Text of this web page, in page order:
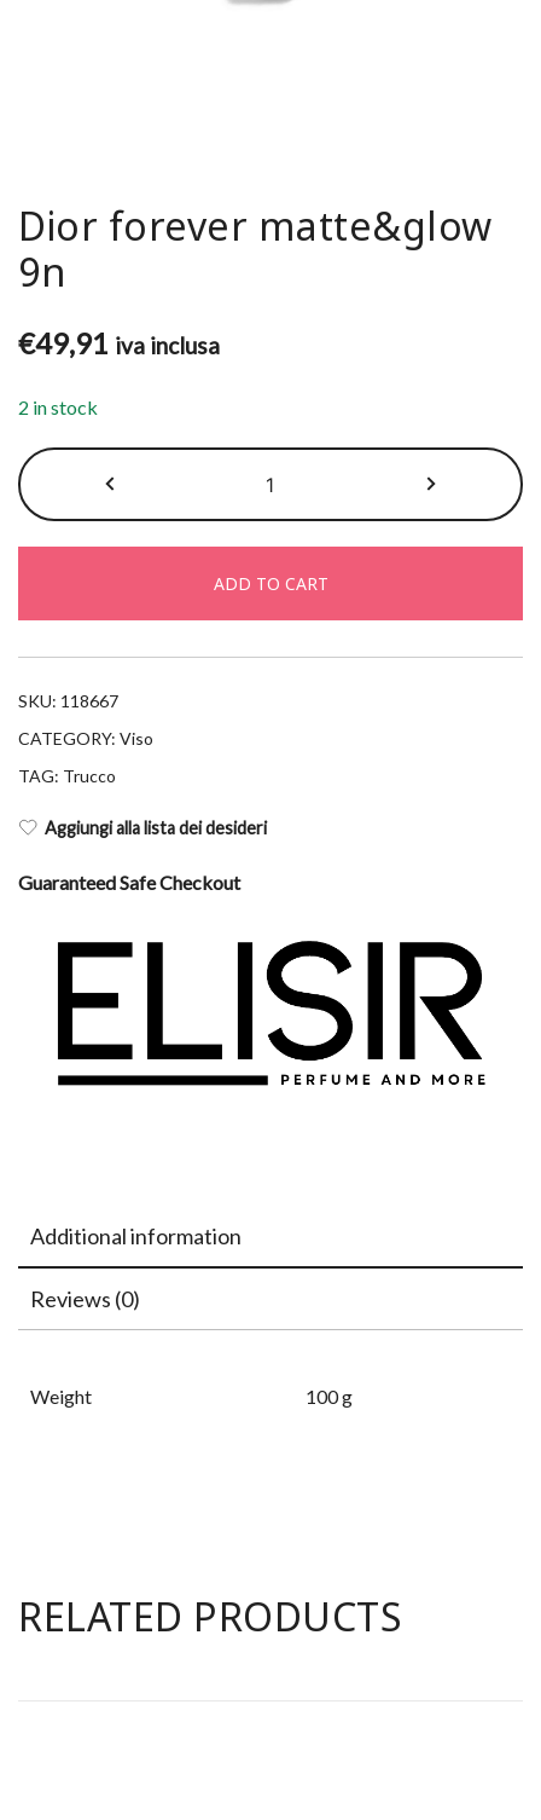
Dior forever matte&glow
9n
€49,91 iva inclusa
2 in stock
forever
matte&glow
quantity
ADD TO CART
SKU: 118667
CATEGORY: Viso
TAG: Trucco
Aggiungi alla lista dei desideri
Guaranteed Safe Checkout
Additional information
Reviews (0)
Weight 100 g
RELATED PRODUCTS